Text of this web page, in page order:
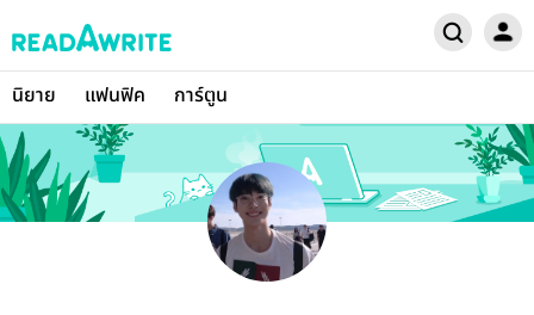
นิยาย แฟนฟิค การ์ตูน